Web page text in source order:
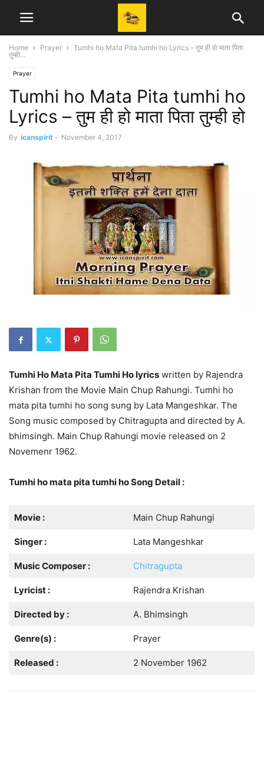
Home Prayer
Tumhi ho Mata Pita tumhi ho Lyrics – तुम ही हो माता पिता
तुम्ही...
Prayer
Tumhi ho Mata Pita tumhi ho
Lyrics – तुम ही हो माता पिता तुम्ही हो
By icanspirit - November 4, 2017
Tumhi Ho Mata Pita Tumhi Ho lyrics written by Rajendra
Krishan from the Movie Main Chup Rahungi. Tumhi ho
mata pita tumhi ho song sung by Lata Mangeshkar. The
Song music composed by Chitragupta and directed by A.
bhimsingh. Main Chup Rahungi movie released on 2
Novemenr 1962.
Tumhi ho mata pita tumhi ho Song Detail :
Movie : Main Chup Rahungi
Singer : Lata Mangeshkar
Music Composer : Chitragupta
Lyricist : Rajendra Krishan
Directed by : A. Bhimsingh
Genre(s) : Prayer
Released : 2 November 1962